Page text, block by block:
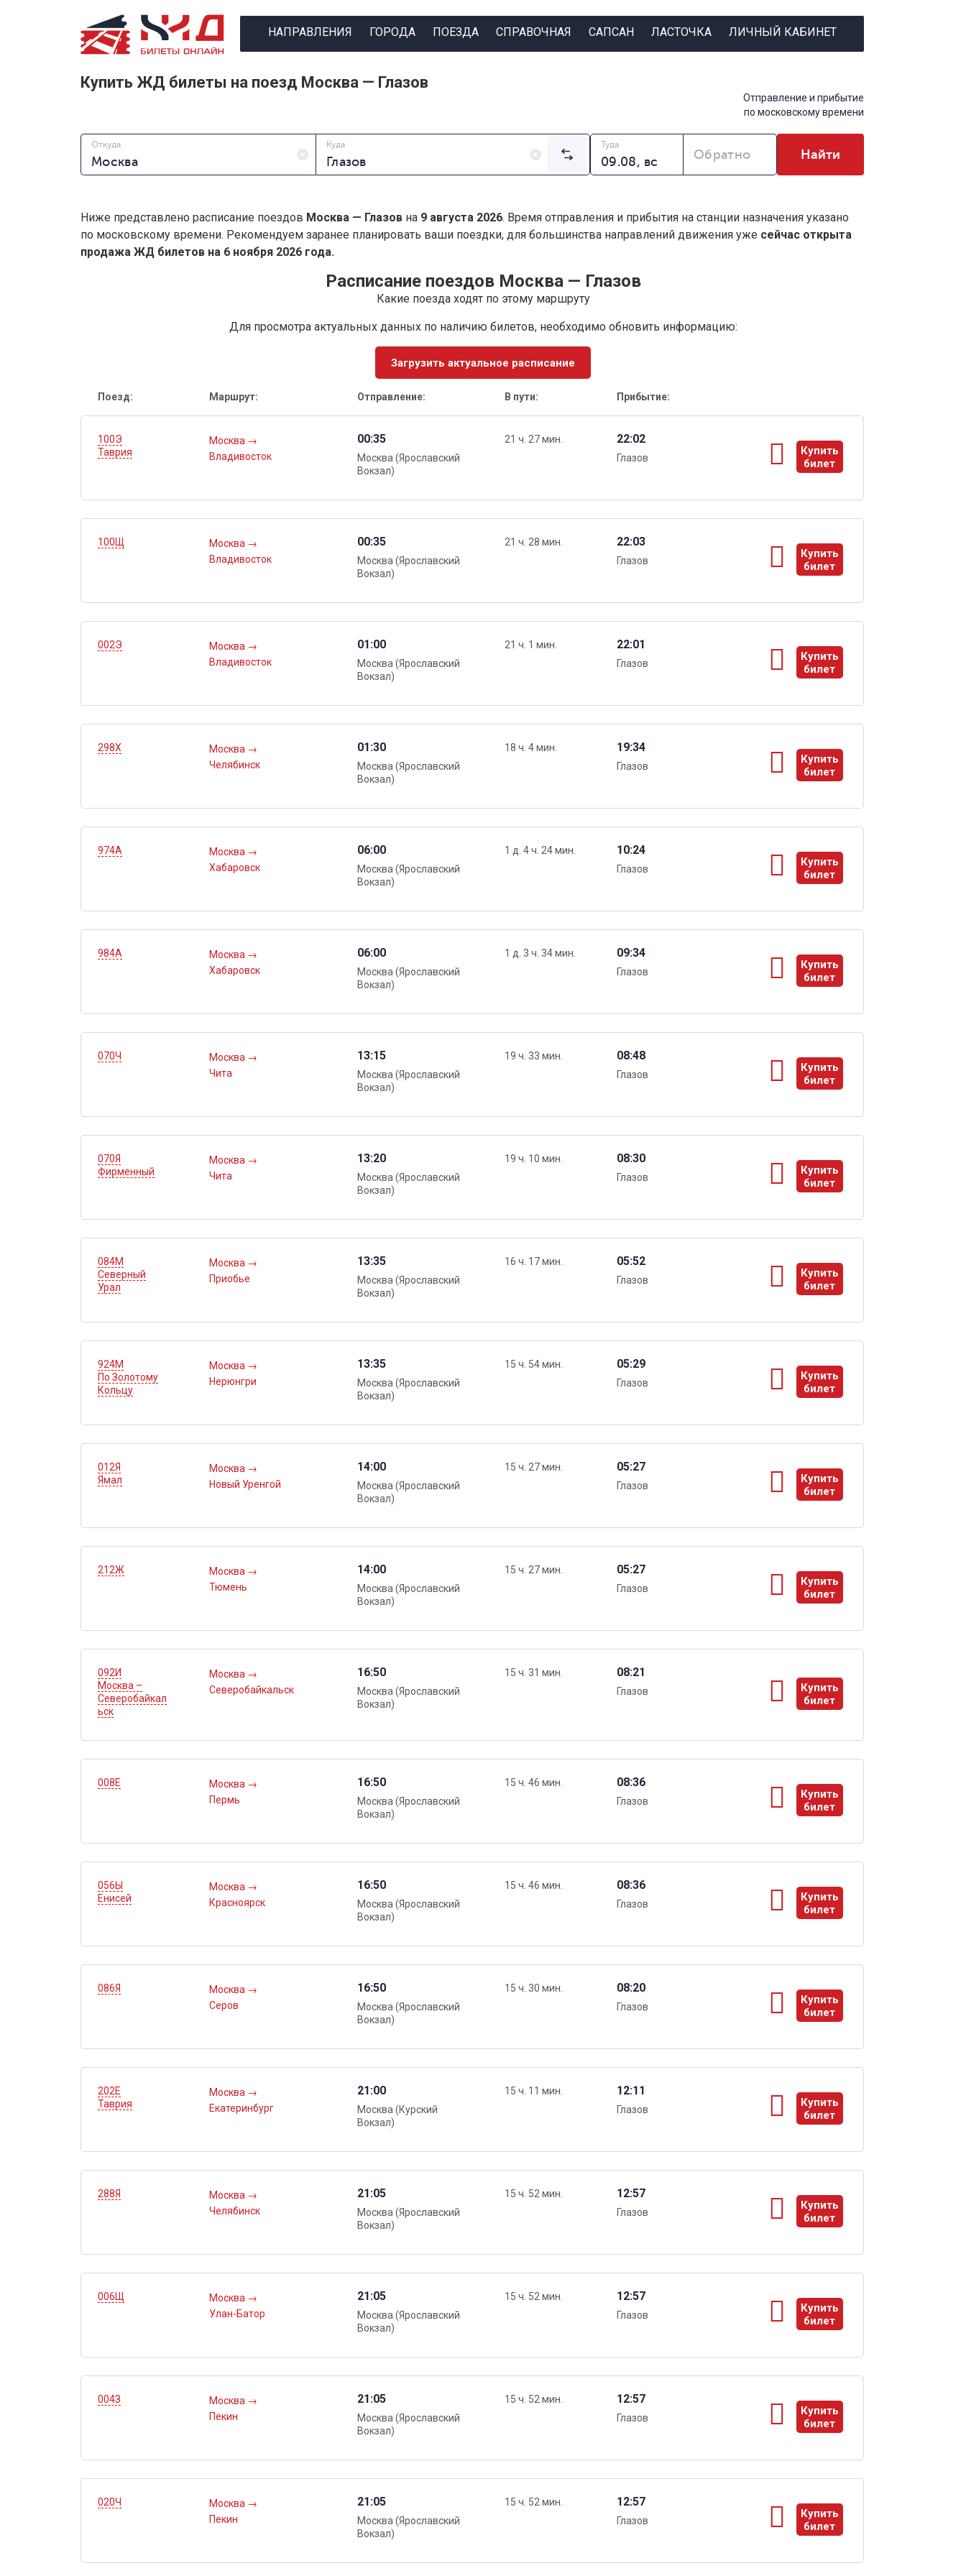
НАПРАВЛЕНИЯ ГОРОДА ПОЕЗДА СПРАВОЧНАЯ САПСАН ЛАСТОЧКА ЛИЧНЫЙ КАБИНЕТ
Купить ЖД билеты на поезд Москва — Глазов
Отправление и прибытие
по московскому времени
Откуда Куда Туда
Обратно Найти
Ниже представлено расписание поездов Москва — Глазов на 9 августа 2026. Время отправления и прибытия на станции назначения указано
по московскому времени. Рекомендуем заранее планировать ваши поездки, для большинства направлений движения уже сейчас открыта
продажа ЖД билетов на 6 ноября 2026 года.
Расписание поездов Москва — Глазов
Какие поезда ходят по этому маршруту
Для просмотра актуальных данных по наличию билетов, необходимо обновить информацию:
Загрузить актуальное расписание
Поезд: Маршрут: Отправление: В пути: Прибытие:
100Э
Таврия
Москва →
Владивосток
00:35
Москва (Ярославский
Вокзал)
21 ч. 27 мин. 22:02
Глазов
Купить
билет
ы
100Щ Москва →
Владивосток
00:35
Москва (Ярославский
Вокзал)
21 ч. 28 мин. 22:03
Глазов
Купить
билет
ы
002Э Москва →
Владивосток
01:00
Москва (Ярославский
Вокзал)
21 ч. 1 мин. 22:01
Глазов
Купить
билет
ы
298Х Москва →
Челябинск
01:30
Москва (Ярославский
Вокзал)
18 ч. 4 мин. 19:34
Глазов
Купить
билет
ы
974А Москва →
Хабаровск
06:00
Москва (Ярославский
Вокзал)
1 д. 4 ч. 24 мин. 10:24
Глазов
Купить
билет
ы
984А Москва →
Хабаровск
06:00
Москва (Ярославский
Вокзал)
1 д. 3 ч. 34 мин. 09:34
Глазов
Купить
билет
ы
070Ч Москва →
Чита
13:15
Москва (Ярославский
Вокзал)
19 ч. 33 мин. 08:48
Глазов
Купить
билет
ы
070Я
Фирменный
Москва →
Чита
13:20
Москва (Ярославский
Вокзал)
19 ч. 10 мин. 08:30
Глазов
Купить
билет
ы
084М
Северный
Урал
Москва →
Приобье
13:35
Москва (Ярославский
Вокзал)
16 ч. 17 мин. 05:52
Глазов
Купить
билет
ы
924М
По Золотому
Кольцу
Москва →
Нерюнгри
13:35
Москва (Ярославский
Вокзал)
15 ч. 54 мин. 05:29
Глазов
Купить
билет
ы
012Я
Ямал
Москва →
Новый Уренгой
14:00
Москва (Ярославский
Вокзал)
15 ч. 27 мин. 05:27
Глазов
Купить
билет
ы
212Ж Москва →
Тюмень
14:00
Москва (Ярославский
Вокзал)
15 ч. 27 мин. 05:27
Глазов
Купить
билет
ы
092И
Москва –
Северобайкал
ьск
Москва →
Северобайкальск
16:50
Москва (Ярославский
Вокзал)
15 ч. 31 мин. 08:21
Глазов
Купить
билет
ы
008Е Москва →
Пермь
16:50
Москва (Ярославский
Вокзал)
15 ч. 46 мин. 08:36
Глазов
Купить
билет
ы
056Ы
Енисей
Москва →
Красноярск
16:50
Москва (Ярославский
Вокзал)
15 ч. 46 мин. 08:36
Глазов
Купить
билет
ы
086Я Москва →
Серов
16:50
Москва (Ярославский
Вокзал)
15 ч. 30 мин. 08:20
Глазов
Купить
билет
ы
202Е
Таврия
Москва →
Екатеринбург
21:00
Москва (Курский
Вокзал)
15 ч. 11 мин. 12:11
Глазов
Купить
билет
ы
288Я Москва →
Челябинск
21:05
Москва (Ярославский
Вокзал)
15 ч. 52 мин. 12:57
Глазов
Купить
билет
ы
006Щ Москва →
Улан-Батор
21:05
Москва (Ярославский
Вокзал)
15 ч. 52 мин. 12:57
Глазов
Купить
билет
ы
004З Москва →
Пекин
21:05
Москва (Ярославский
Вокзал)
15 ч. 52 мин. 12:57
Глазов
Купить
билет
ы
020Ч Москва →
Пекин
21:05
Москва (Ярославский
Вокзал)
15 ч. 52 мин. 12:57
Глазов
Купить
билет
ы